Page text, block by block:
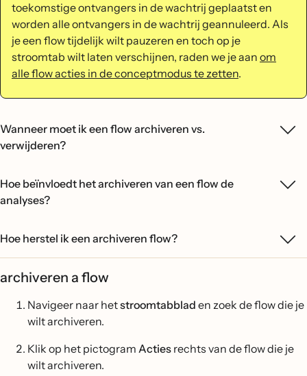
toekomstige ontvangers in de wachtrij geplaatst en
worden alle ontvangers in de wachtrij geannuleerd. Als
je een flow tijdelijk wilt pauzeren en toch op je
stroomtab wilt laten verschijnen, raden we je aan om
alle flow acties in de conceptmodus te zetten.
Wanneer moet ik een flow archiveren vs.
verwijderen?
Hoe beïnvloedt het archiveren van een flow de
analyses?
Hoe herstel ik een archiveren flow?
archiveren a flow
Navigeer naar hetstroomtabblad en zoek de flow die je
wilt archiveren.
Klik op het pictogram Acties rechts van de flow die je
wilt archiveren.